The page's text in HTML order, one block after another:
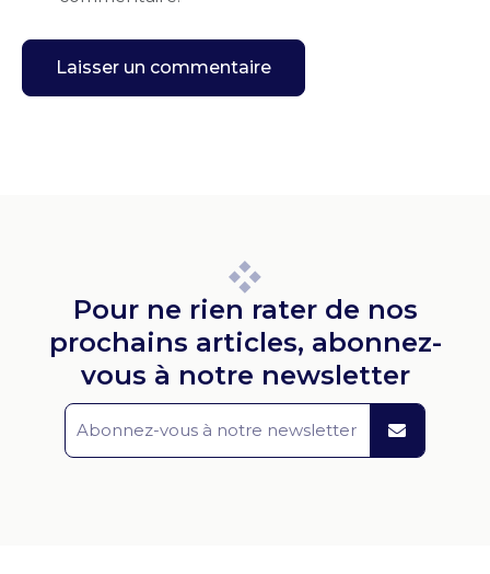
Pour ne rien rater de nos
prochains articles, abonnez-
vous à notre newsletter